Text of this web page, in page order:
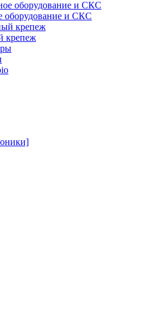
оборудование и СКС
крепеж